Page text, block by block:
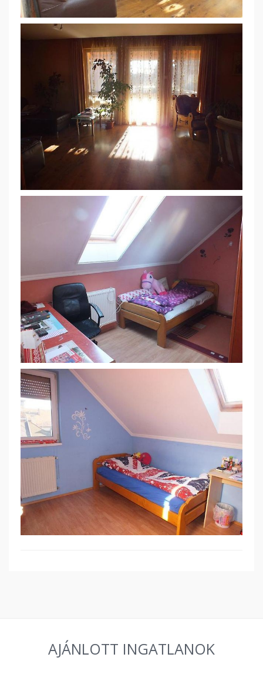
AJÁNLOTT INGATLANOK